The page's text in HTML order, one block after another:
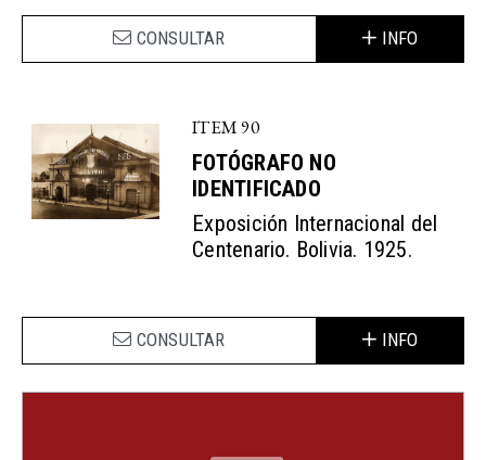
CONSULTAR INFO
ITEM 90
FOTÓGRAFO NO
IDENTIFICADO
Exposición Internacional del
Centenario. Bolivia. 1925.
CONSULTAR INFO